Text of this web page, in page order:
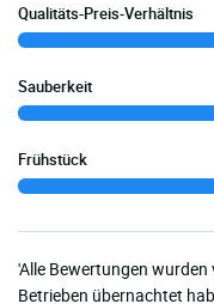
Qualitäts-Preis-Verhältnis
Sauberkeit
Frühstück
'Alle Bewertungen
Betrieben übernachtet